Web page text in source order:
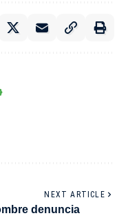
NEXT ARTICLE
denuncia